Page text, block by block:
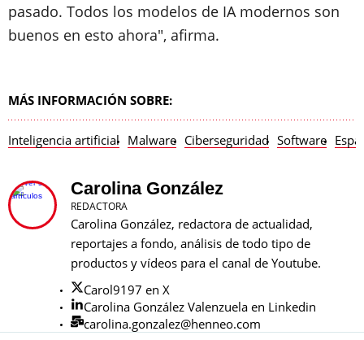
pasado. Todos los modelos de IA modernos son
buenos en esto ahora", afirma.
MÁS INFORMACIÓN SOBRE:
Inteligencia artificial Malware Ciberseguridad Software
Carolina González
REDACTORA
Carolina González, redactora de actualidad,
reportajes a fondo, análisis de todo tipo de
productos y vídeos para el canal de Youtube.
Carol9197 en X
Carolina González Valenzuela en Linkedin
carolina.gonzalez@henneo.com